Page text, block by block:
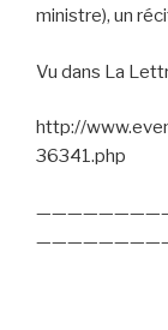
ministre), un
Vu dans La
http://
36341.php